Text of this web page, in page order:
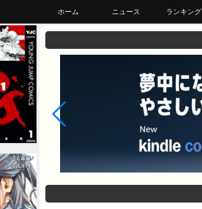
ホーム ニュース ランキング